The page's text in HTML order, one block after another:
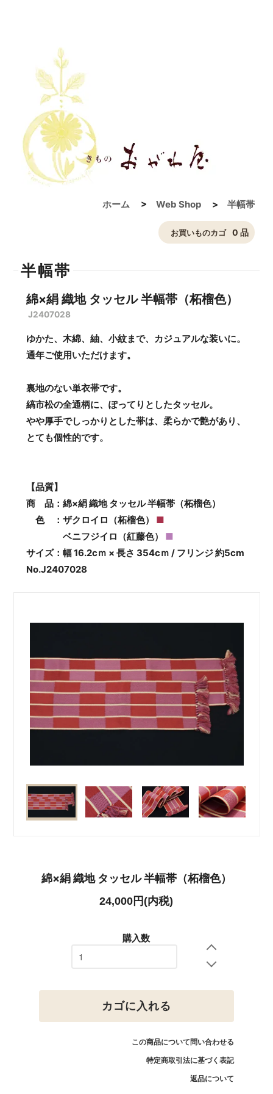
ホーム > Web Shop > 半幅帯
お買いものカゴ 0 品
半幅帯
綿×絹 織地 タッセル 半幅帯（柘榴色）
J2407028
ゆかた、木綿、紬、小紋まで、カジュアルな装いに。
通年ご使用いただけます。
裏地のない単衣帯です。
縞市松の全通柄に、ぽってりとしたタッセル。
やや厚手でしっかりとした帯は、柔らかで艶があり、
とても個性的です。
【品質】
商 品：綿×絹 織地 タッセル 半幅帯（柘榴色）
色 ：ザクロイロ（柘榴色）
■
ベニフジイロ（紅藤色）
■
サイズ：幅 16.2cｍ × 長さ 354cｍ / フリンジ 約5cm
No.J2407028
綿×絹 織地 タッセル 半幅帯（柘榴色）
24,000円(内税)
購入数
カゴに入れる
この商品について問い合わせる
特定商取引法に基づく表記
返品について